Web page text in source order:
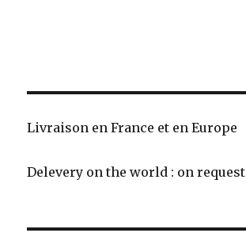
Livraison en France et en Europe
Delevery on the world : on request